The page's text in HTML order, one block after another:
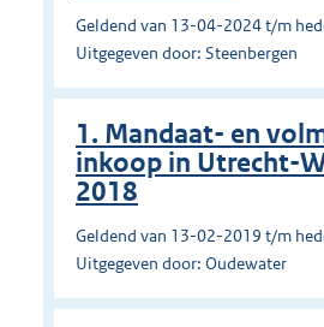
Geldend van 13-04-2024 t/m
Uitgegeven door: Steenbergen
1. Mandaat- en
inkoop in Utrecht-
2018
Geldend van 13-02-2019 t/m
Uitgegeven door: Oudewater